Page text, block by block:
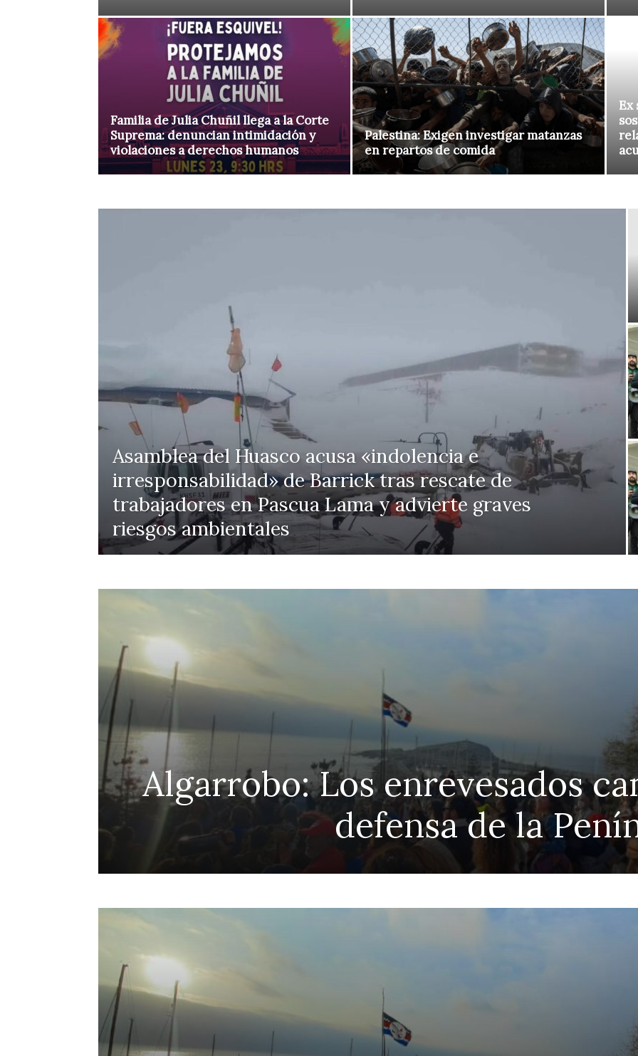
Familia de Julia Chuñil llega a la Corte
Suprema: denuncian intimidación y
violaciones a derechos humanos
Palestina: Exigen investigar matanzas
en repartos de comida
Ex
Asamblea del Huasco acusa «indolencia e
irresponsabilidad» de Barrick tras rescate de
trabajadores en Pascua Lama y advierte graves
riesgos ambientales
Algarrobo: Los enrevesados
defensa de la